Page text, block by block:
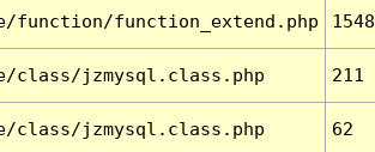
function/function_extend.php 1548
class/jzmysql.class.php 211
class/jzmysql.class.php 62